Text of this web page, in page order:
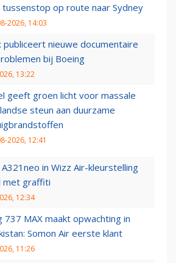
op route naar Sydney
2026, 14:03
publiceert nieuwe documentaire
bij Boeing
13:22
geeft groen licht voor massale
steun aan duurzame
2026, 12:41
in Wizz Air-kleurstelling
met graffiti
12:34
737 MAX maakt opwachting in
Somon Air eerste klant
11:26